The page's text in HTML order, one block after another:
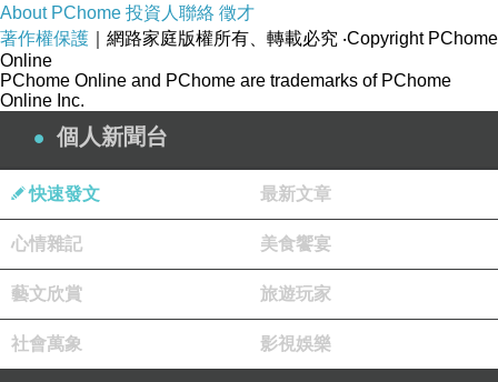
到人力、折舊費、水電工程等要素，明確宰殺的
利潤率。最終，依據其銷售方式、管理方法現
況、債務狀況，測算出了公司的花費。從而，這
個公司的毛利率和純利潤水準不在單純性借助會
計學專業資料資訊的狀況下，以較為切合實際的
情況測算了出去，進而確保了大家的項目投資創
建在真正財務報表的基本以上。
全部的PE都關注新項目公司的盈利，盈利不但是
公司營運能力的主要表現，也是投資人商談專案
投資價錢的根據。但千萬別忘掉，盈利是依據企
業會計準則「算」出去的，它和公司的現錢注入
About PChome 投資人聯絡 徵才
著作權保護 ｜網路家庭版權所有、轉載必究 ‧Copyright PChome
Online
PChome Online and PChome are trademarks of PChome
Online Inc.
個人新聞台
快速發文 最新文章
心情雜記 美食饗宴
藝文欣賞 旅遊玩家
社會萬象 影視娛樂